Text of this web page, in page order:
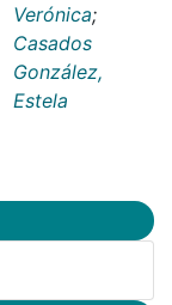
Verónica;
Casados
González,
Estela